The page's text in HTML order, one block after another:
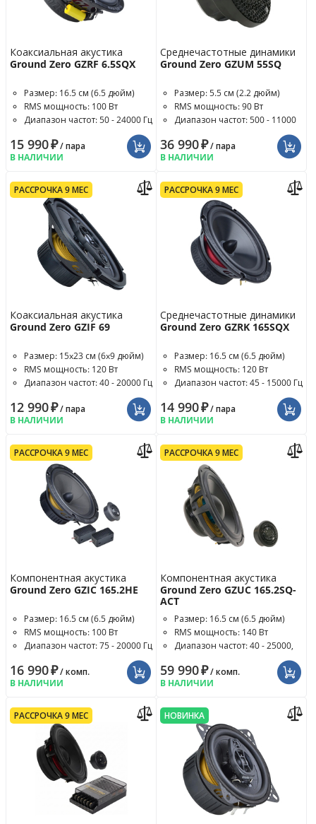
Коаксиальная акустика
Ground Zero GZRF 6.5SQX
Размер: 16.5 см (6.5 дюйм)
RMS мощность: 100 Вт
Диапазон частот: 50 - 24000 Гц
15 990₽/ пара
В НАЛИЧИИ
Среднечастотные динамики
Ground Zero GZUM 55SQ
Размер: 5.5 см (2.2 дюйм)
RMS мощность: 90 Вт
Диапазон частот: 500 - 11000
36 990₽/ пара
В НАЛИЧИИ
РАССРОЧКА 9 МЕС
Коаксиальная акустика
Ground Zero GZIF 69
Размер: 15x23 см (6x9 дюйм)
RMS мощность: 120 Вт
Диапазон частот: 40 - 20000 Гц
12 990₽/ пара
В НАЛИЧИИ
РАССРОЧКА 9 МЕС
Среднечастотные динамики
Ground Zero GZRK 165SQX
Размер: 16.5 см (6.5 дюйм)
RMS мощность: 120 Вт
Диапазон частот: 45 - 15000 Гц
14 990₽/ пара
В НАЛИЧИИ
РАССРОЧКА 9 МЕС
Компонентная акустика
Ground Zero GZIC 165.2HE
Размер: 16.5 см (6.5 дюйм)
RMS мощность: 100 Вт
Диапазон частот: 75 - 20000 Гц
16 990₽/ комп.
В НАЛИЧИИ
РАССРОЧКА 9 МЕС
Компонентная акустика
Ground Zero GZUC 165.2SQ-
ACT
Размер: 16.5 см (6.5 дюйм)
RMS мощность: 140 Вт
Диапазон частот: 40 - 25000,
59 990₽/ комп.
В НАЛИЧИИ
РАССРОЧКА 9 МЕС НОВИНКА